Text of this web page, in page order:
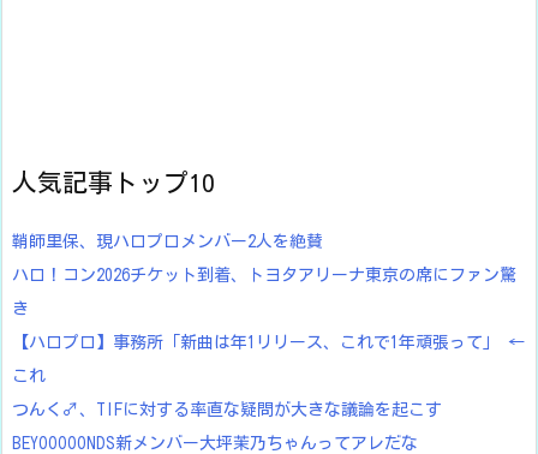
人気記事トップ10
鞘師里保、現ハロプロメンバー2人を絶賛
ハロ！コン2026チケット到着、トヨタアリーナ東京の席にファン驚
き
【ハロプロ】事務所「新曲は年1リリース、これで1年頑張って」 ←
これ
つんく♂、TIFに対する率直な疑問が大きな議論を起こす
BEYOOOOONDS新メンバー大坪茉乃ちゃんってアレだな